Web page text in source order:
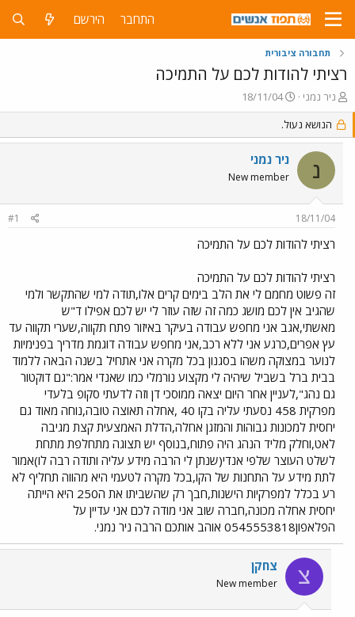
התחבר הירשם
תחבורה ציבורית
רציתי להודות לכם על התמיכה
פ
ו
ת
ח
נ
ניר נמני
פ
ו
ר
ס
ם
ב
ת
ך
18/11/04
הנושא נעול.
נ ניר נמני
New member
18/11/04
#1
רציתי להודות לכם על התמיכה
רציתי להודות לכם על התמיכה
זה פשוט מחמם לי את הלב בימים קרים אלו,תודה למי שהתקשר ולמי
שהגיב אין לכם מושג כמה זה שזה עוזר לי יש לכם אפילו ד"ש
מאשתי,אגב אני מחפש עבודה בעיקר באיזור פתח תקווה,שערי תקווה עד
עץ אפרים,כרגע אני ללא רכב,אני מחפש עבודה דוגמת מדריך בפנימיות
לנוער במצוקה משהו בסגנון בכל מקרה אני אתחיל בשנה הבאה ללמוד
בבית ברל בשביל שיהיה לי מקצוע נורמלי כמו שאנדי אמר:"גם דוקטור
גם נהג",לעניין אחר היום יצאה ממוסכי דן וזה לדעתי סקופ בלעדי
מפרקית 458 נסעתי עליה בקו 40 ,אחלה תאוצה טובה,נוחה מאוד גם
יחסית למכונות גבוהות והמזגן אחלה,הדלת האמצעית קצת מגיבה
לאט,וחלק מליד הנהג היה פתוח,בנוסף יש תצוגה מתחלפת מתחת
לשלט העוצר שלפי אנדי(שנתן לי הרבה מידע עליה ותודה רבה לו)אמור
לתת מידע על התחנות של הקו,בכל מקרה לטעמי היא מהווה תחליף לא
רע בכלל למפרקיות הישנות,חבך רק שהשביתו את ה250 היא הייתה
יחסית אחלה מכונה,חברה שוב אני מודה לכם אני עדיין על
הפלאפון0545553818 אוהב אותכם הרבה ניר נמני.
צ צחקן
New member